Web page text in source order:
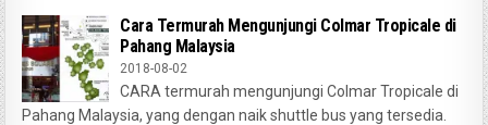
Cara Termurah Mengunjungi Colmar Tropicale di
Pahang Malaysia
2018-08-02
CARA termurah mengunjungi Colmar Tropicale di
Pahang Malaysia, yang dengan naik shuttle bus yang tersedia.